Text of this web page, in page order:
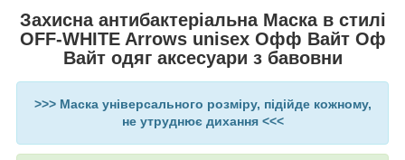
Захисна антибактеріальна Маска в стилі
OFF-WHITE Arrows unisex Офф Вайт Оф
Вайт одяг аксесуари з бавовни
>>> Маска універсального розміру, підійде кожному,
не утруднює дихання <<<